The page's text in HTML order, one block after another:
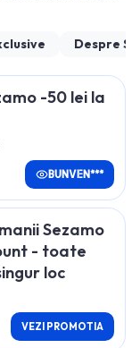
Despre
-50 lei la
BUNVEN***
Sezamo
- toate
loc
VEZI PROMOTIA